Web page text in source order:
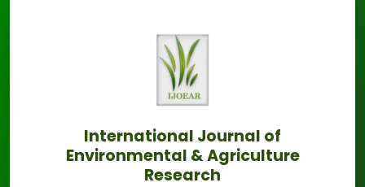
International Journal of
Environmental & Agriculture
Research